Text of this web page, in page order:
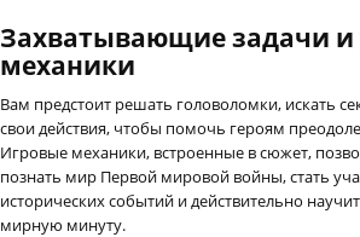
Захватывающие задачи
механики
Вам предстоит решать головоломки, искать
свои действия, чтобы помочь героям
Игровые механики, встроенные в сюжет,
познать мир Первой мировой войны, стать
исторических событий и действительно
мирную минуту.